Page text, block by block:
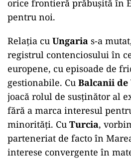
orice frontieră prăbușită în
pentru noi.
Relația cu Ungaria s-a
registrul contenciosului în
europene, cu episoade de
gestionabile. Cu Balcanii de
joacă rolul de susținător al
fără a marca interesul
minorități. Cu Turcia,
parteneriat de facto în
interese convergente în